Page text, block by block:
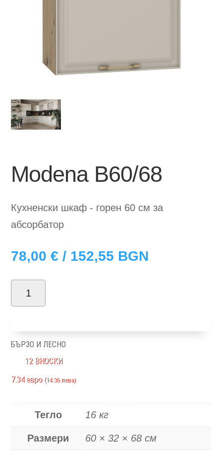
Modena B60/68
Кухненски шкаф - горен 60 см за
абсорбатор
78,00€ / 152,55 BGN
количество
за
БЪРЗО И ЛЕСНО
12 ВНОСКИ
7.34 евро (14.36 лева)
Тегло 16 кг
Размери 60 × 32 × 68 см